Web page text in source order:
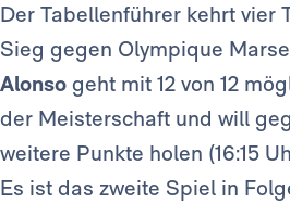
Der Tabellenführer kehrt vier
Sieg gegen Olympique
Alonso geht mit 12 von 12
der Meisterschaft und will
weitere Punkte holen (16:15
Es ist das zweite Spiel in